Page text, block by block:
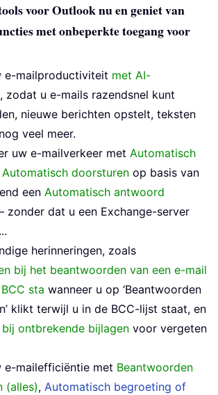
voor Outlook nu en geniet van
met onbeperkte toegang voor
e-mailproductiviteit met AI-
, zodat u e-mails razendsnel kunt
nieuwe berichten opstelt, teksten
veel meer.
uw e-mailverkeer met Automatisch
Automatisch doorsturen op basis van
een Automatisch antwoord
dat u een Exchange-server
herinneringen, zoals
bij het beantwoorden van een e-mail
sta wanneer u op ‘Beantwoorden
klikt terwijl u in de BCC-lijst staat, en
ontbrekende bijlagen voor vergeten
e-mailefficiëntie met Beantwoorden
(alles), Automatisch begroeting of